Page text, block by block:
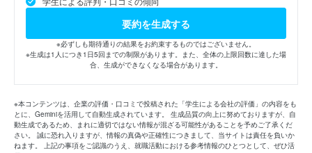
要約を生成する
※必ずしも期待通りの結果をお約束するものではございません。
※生成は1人につき1日5回までの制限があります。また、全体の上限回数に達した場
合、生成ができなくなる場合があります。
※本コンテンツは、企業の評価・口コミで投稿された「学生による会社の評価」の内容をも
とに、Geminiを活用して自動生成されています。 生成品質の向上に努めておりますが、自
動生成であるため、まれに適切ではない情報が混ざる可能性があることを予めご了承くだ
さい。 誠に恐れ入りますが、情報の真偽や正確性につきまして、当サイトは責任を負いか
ねます。 上記の事項をご認識のうえ、就職活動における参考情報のひとつとして、ぜひ活